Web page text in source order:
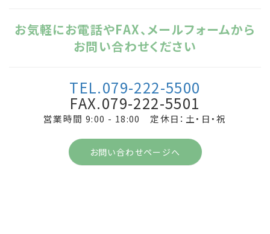
お気軽にお電話やFAX、メールフォームから
お問い合わせください
TEL.079-222-5500
FAX.079-222-5501
営業時間 9:00 - 18:00 定休日：土・日・祝
お問い合わせページへ